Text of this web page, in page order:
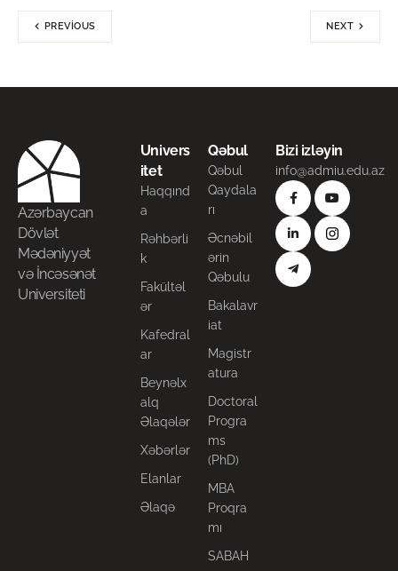
PREVIOUS NEXT
Azərbaycan
Dövlət
Mədəniyyət
və İncəsənət
Universiteti
Univers
itet
Haqqınd
a
Rəhbərli
k
Fakültəl
ər
Kafedral
ar
Beynəlx
alq
Əlaqələr
Xəbərlər
Elanlar
Əlaqə
Qəbul
Qəbul
Qaydala
rı
Əcnəbil
ərin
Qəbulu
Bakalavr
iat
Magistr
atura
Doctoral
Progra
ms
(PhD)
MBA
Proqra
mı
SABAH
Bizi izləyin
info@admiu.edu.az